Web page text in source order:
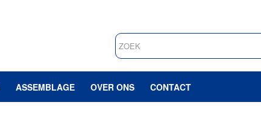
ASSEMBLAGE OVER ONS CONTACT